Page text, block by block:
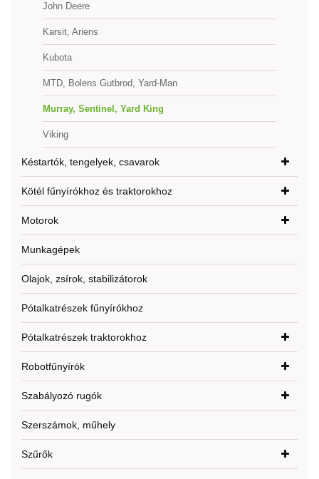
John Deere
Karsit, Ariens
Kubota
MTD, Bolens Gutbrod, Yard-Man
Murray, Sentinel, Yard King
Viking
Késtartók, tengelyek, csavarok
Kötél fűnyírókhoz és traktorokhoz
Motorok
Munkagépek
Olajok, zsírok, stabilizátorok
Pótalkatrészek fűnyírókhoz
Pótalkatrészek traktorokhoz
Robotfűnyírók
Szabályozó rugók
Szerszámok, műhely
Szűrők